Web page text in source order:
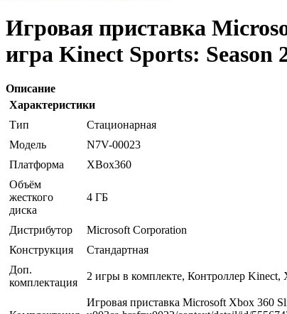
Игровая приставка
игра Kinect Sports:
Описание
Характеристики
Тип
Стационарная
Модель
N7V-00023
Платформа
XBox360
Объём
жесткого
диска
4 ГБ
Дистрибутор
Microsoft Corporation
Конструкция
Стандартная
Доп.
комплектация
2 игры в комплекте, Контроллер
Игровая приставка Microsoft Xbox 360